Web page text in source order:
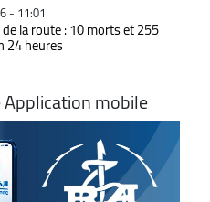
- 11:01
la route : 10 morts et 255
24 heures
mobile